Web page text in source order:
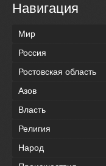
Навигация
Мир
Россия
Ростовская область
Азов
Власть
Религия
Народ